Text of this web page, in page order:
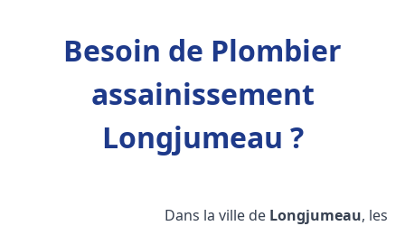
Besoin de Plombier
assainissement
Longjumeau ?
Dans la ville de Longjumeau, les